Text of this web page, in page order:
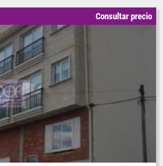
Consultar precio